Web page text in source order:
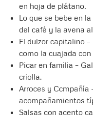
en hoja de plátano.
Lo que se bebe en
del café y la avena
El dulzor capitalino
como la cuajada
Picar en familia –
criolla.
Arroces y Ccmpañía
acompañamientos
Salsas con acento